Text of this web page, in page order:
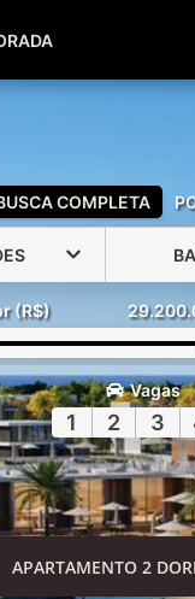
99600-0039
COMPLETA
(R$)
Vagas
1 2 3
APARTAMENTO 2